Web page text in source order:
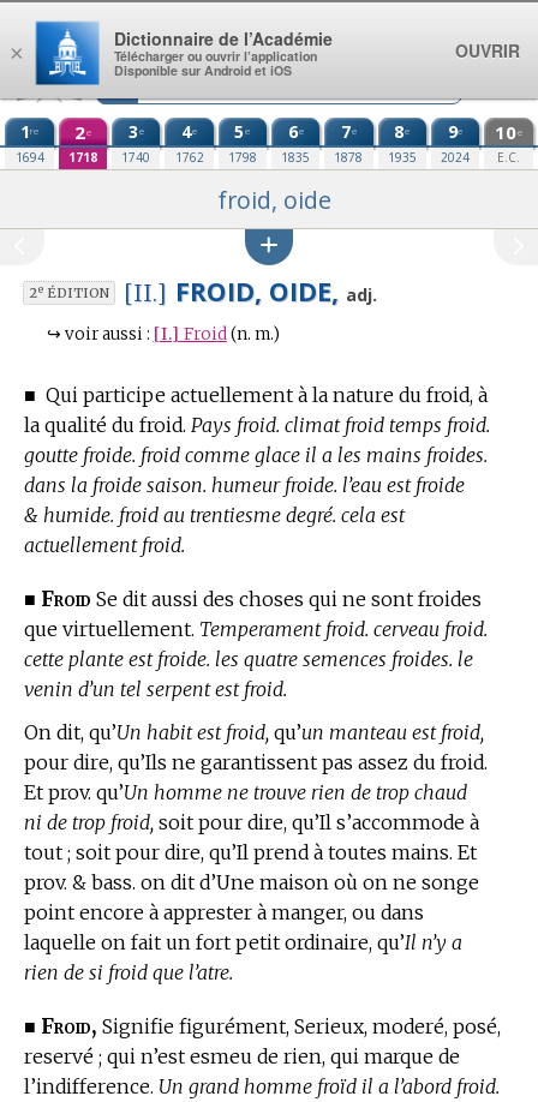
Aller au contenu
1re
1694
2e
1718
3e
1740
4e
1762
5e
1798
6e
1835
7e
1878
8e
1935
9e
2024
10e
E.C.
froid, oide
2eÉDITION [II.] FROID, OIDE, adj.
↪ voir aussi : [I.] Froid (n. m.)
■ Qui participe actuellement à la nature du froid, à
la qualité du froid. Pays froid. climat froid temps froid.
goutte froide. froid comme glace il a les mains froides.
dans la froide saison. humeur froide. l’eau est froide
& humide. froid au trentiesme degré. cela est
actuellement froid.
■ Froid Se dit aussi des choses qui ne sont froides
que virtuellement. Temperament froid. cerveau froid.
cette plante est froide. les quatre semences froides. le
venin d’un tel serpent est froid.
On dit, qu’Un habit est froid, qu’un manteau est froid,
pour dire, qu’Ils ne garantissent pas assez du froid.
Et prov. qu’Un homme ne trouve rien de trop chaud
ni de trop froid, soit pour dire, qu’Il s’accommode à
tout ; soit pour dire, qu’Il prend à toutes mains. Et
prov. & bass. on dit d’Une maison où on ne songe
point encore à apprester à manger, ou dans
laquelle on fait un fort petit ordinaire, qu’Il n’y a
rien de si froid que l’atre.
■ Froid, Signifie figurément, Serieux, moderé, posé,
reservé ; qui n’est esmeu de rien, qui marque de
l’indifference. Un grand homme froïd il a l’abord froid.
×
Dictionnaire de l’Académie
Télécharger ou ouvrir l’application
Disponible sur Android et iOS
OUVRIR